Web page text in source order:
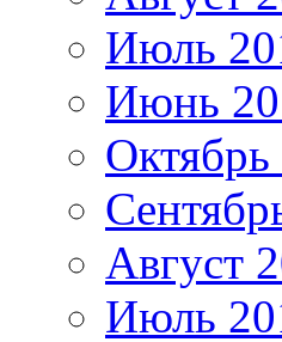
Июль
Июнь
Август
Июль